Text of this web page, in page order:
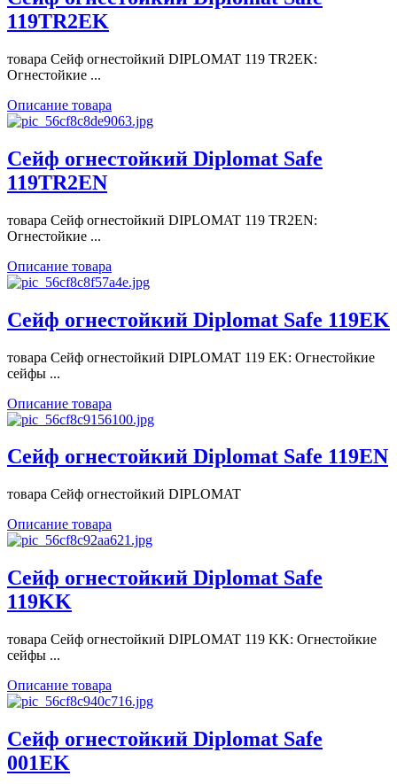
119TR2EK
товара Сейф огнестойкий DIPLOMAT 119 TR2EK:
Огнестойкие ...
Описание товара
Сейф огнестойкий Diplomat Safe
119TR2EN
товара Сейф огнестойкий DIPLOMAT 119 TR2EN:
Огнестойкие ...
Описание товара
Сейф огнестойкий Diplomat Safe 119EK
товара Сейф огнестойкий DIPLOMAT 119 EK: Огнестойкие
сейфы ...
Описание товара
Сейф огнестойкий Diplomat Safe 119EN
товара Сейф огнестойкий DIPLOMAT
Описание товара
Сейф огнестойкий Diplomat Safe
119KK
товара Сейф огнестойкий DIPLOMAT 119 KK: Огнестойкие
сейфы ...
Описание товара
Сейф огнестойкий Diplomat Safe
001EK